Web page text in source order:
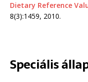
Dietary Reference
8(3):1459, 2010.
Speciális